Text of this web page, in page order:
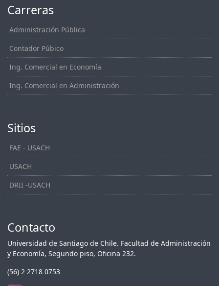
Carreras
Administración Pública
Contador Púbico
Ing. Comercial en Economía
Ing. Comercial en Administración
Sitios
FAE - USACH
USACH
DRII -USACH
Contacto
Universidad de Santiago de Chile. Facultad de Administración
y Economía, Segundo piso, Oficina 232.
(56) 2 2718 0753